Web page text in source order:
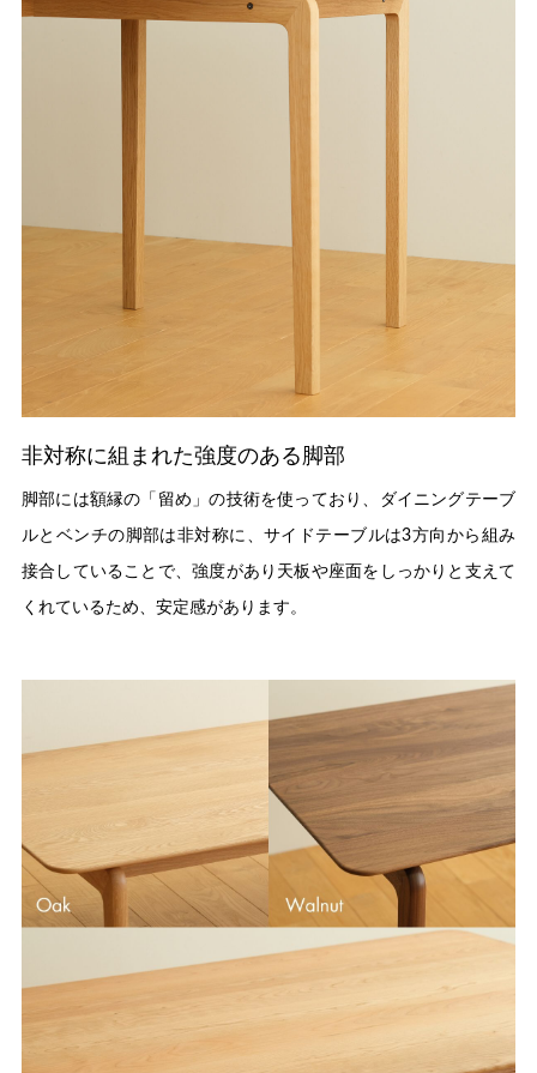
非対称に組まれた強度のある脚部
脚部には額縁の「留め」の技術を使っており、ダイニングテーブ
ルとベンチの脚部は非対称に、サイドテーブルは3方向から組み
接合していることで、強度があり天板や座面をしっかりと支えて
くれているため、安定感があります。